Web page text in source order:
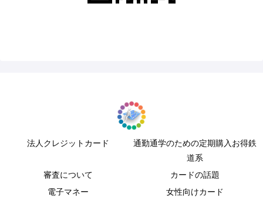
法人クレジットカード
通勤通学のための定期購入お得鉄
道系
審査について
カードの話題
電子マネー
女性向けカード